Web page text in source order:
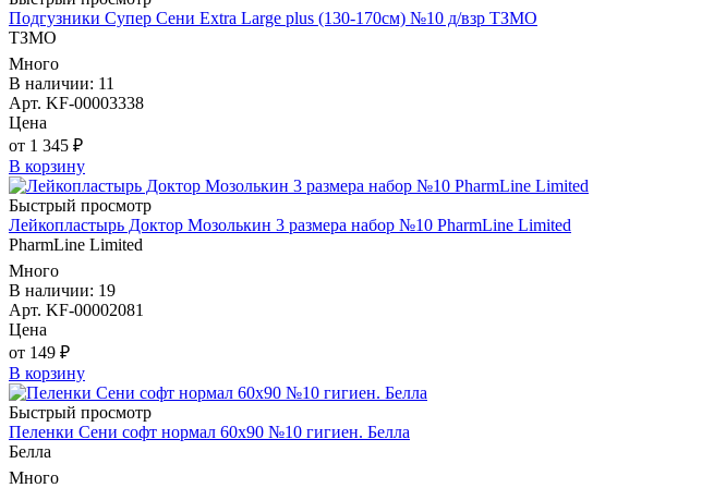
Подгузники Супер Сени Extra Large plus (130-170см) №10 д/взр ТЗМО
ТЗМО
Много
В наличии: 11
Арт. KF-00003338
Цена
от 1 345 ₽
В корзину
Быстрый просмотр
Лейкопластырь Доктор Мозолькин 3 размера набор №10 PharmLine Limited
PharmLine Limited
Много
В наличии: 19
Арт. KF-00002081
Цена
от 149 ₽
В корзину
Быстрый просмотр
Пеленки Сени софт нормал 60х90 №10 гигиен. Белла
Белла
Много